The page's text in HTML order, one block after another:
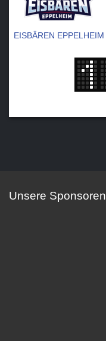
EISBÄREN EPPELHEIM
Unsere Sponsoren